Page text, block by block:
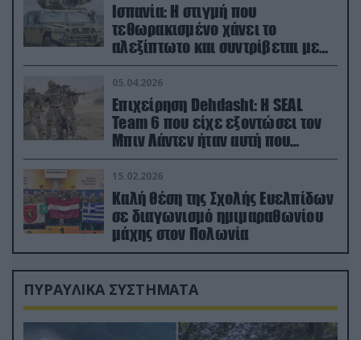
Ισπανία: Η στιγμή που
τεθωρακισμένο χάνει το
αλεξίπτωτο και συντρίβεται με
ορμή στο έδαφος (βίντεο)
05.04.2026
Επιχείρηση Dehdasht: Η SEAL
Team 6 που είχε εξοντώσει τον
Μπιν Λάντεν ήταν αυτή που
διέσωσε τον πιλότο του F-15
15.02.2026
Καλή θέση της Σχολής Ευελπίδων
σε διαγωνισμό ημιμαραθωνίου
μάχης στον Πολωνία
ΠΥΡΑΥΛΙΚΑ ΣΥΣΤΗΜΑΤΑ